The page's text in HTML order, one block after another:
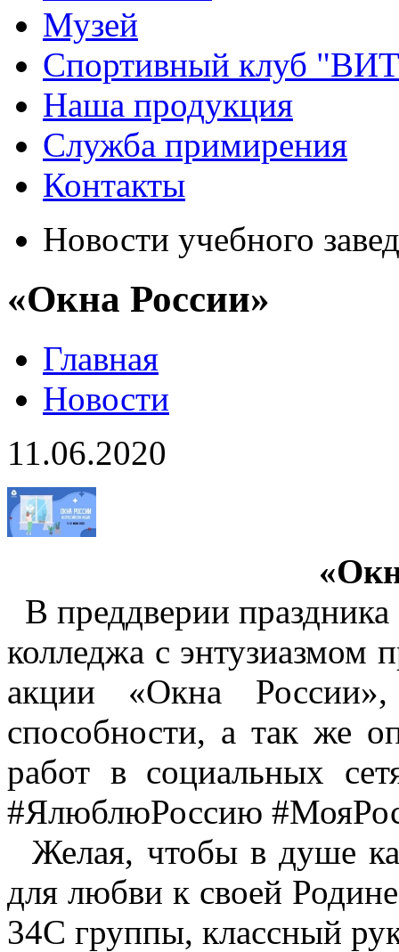
Музей
Спортивный клуб
Наша продукция
Служба примирения
Контакты
Новости учебного
«Окна России»
Главная
Новости
11.06.2020
В преддверии
колледжа с энтузиазмом
акции «Окна
способности, а так же
работ в социальных
#ЯлюблюРоссию
Желая, чтобы в душе
для любви к своей
34С группы, классный